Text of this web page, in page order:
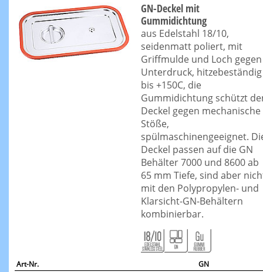
GN-Deckel mit
Gummidichtung
aus Edelstahl 18/10,
seidenmatt poliert, mit
Griffmulde und Loch gegen
Unterdruck, hitzebeständig
bis +150C, die
Gummidichtung schützt
Deckel gegen mechanische
Stöße,
spülmaschinengeeignet.
Deckel passen auf die GN
Behälter 7000 und 8600 ab
65 mm Tiefe, sind aber
mit den Polypropylen- und
Klarsicht-GN-Behältern
kombinierbar.
Art-Nr. GN